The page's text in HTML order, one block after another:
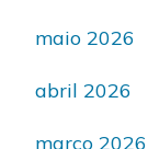
maio 2026
abril 2026
março 2026